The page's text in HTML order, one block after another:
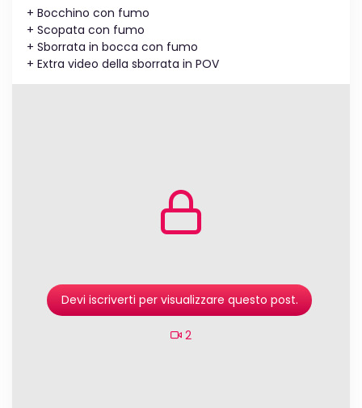
+ Bocchino con fumo
+ Scopata con fumo
+ Sborrata in bocca con fumo
+ Extra video della sborrata in POV
Devi iscriverti per visualizzare questo post.
2